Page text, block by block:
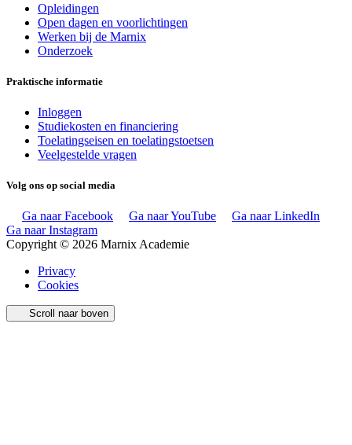
Opleidingen
Open dagen en voorlichtingen
Werken bij de Marnix
Onderzoek
Praktische informatie
Inloggen
Studiekosten en financiering
Toelatingseisen en toelatingstoetsen
Veelgestelde vragen
Volg ons op social media
Ga naar Facebook Ga naar YouTube
Ga naar LinkedIn
Ga naar Instagram
Copyright © 2026 Marnix Academie
Privacy
Cookies
Scroll naar boven